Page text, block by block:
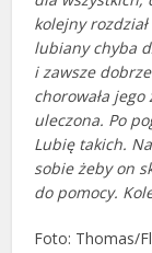
kolejny
lubiany chyba
i zawsze
chorowała
uleczona. Po
Lubię takich.
sobie żeby on
do pomocy.
Foto: Thomas/